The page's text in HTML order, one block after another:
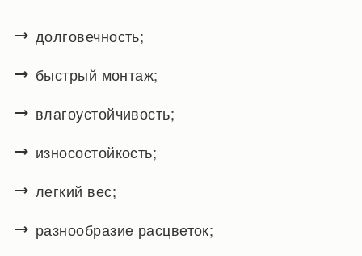
долговечность;
быстрый монтаж;
влагоустойчивость;
износостойкость;
легкий вес;
разнообразие расцветок;